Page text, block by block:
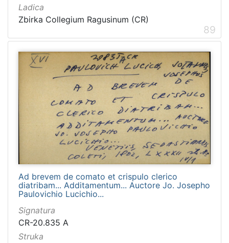
Ladica
Zbirka Collegium Ragusinum (CR)
89
Ad brevem de comato et crispulo clerico
diatribam... Additamentum... Auctore Jo. Josepho
Paulovichio Lucichio...
Signatura
CR-20.835 A
Struka